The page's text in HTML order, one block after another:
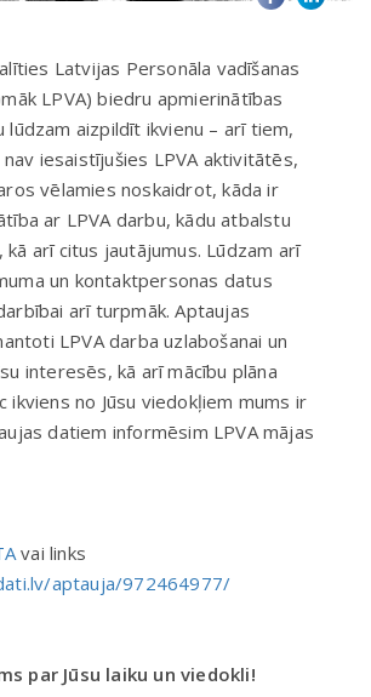
Latvijas Personāla vadīšanas
LPVA) biedru apmierinātības
lūdzam aizpildīt ikvienu – arī tiem,
iesaistījušies LPVA aktivitātēs,
vēlamies noskaidrot, kāda ir
ar LPVA darbu, kādu atbalstu
arī citus jautājumus. Lūdzam arī
un kontaktpersonas datus
arī turpmāk. Aptaujas
LPVA darba uzlabošanai un
interesēs, kā arī mācību plāna
ikviens no Jūsu viedokļiem mums ir
datiem informēsim LPVA mājas
vai links
aptauja/972464977/
par Jūsu laiku un viedokli!